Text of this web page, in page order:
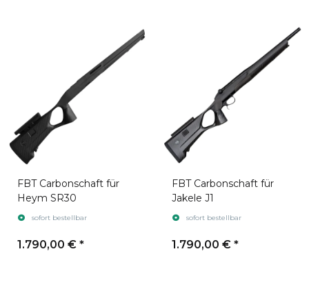
FBT Carbonschaft für
Heym SR30
sofort bestellbar
1.790,00 € *
FBT Carbonschaft für
Jakele J1
sofort bestellbar
1.790,00 € *